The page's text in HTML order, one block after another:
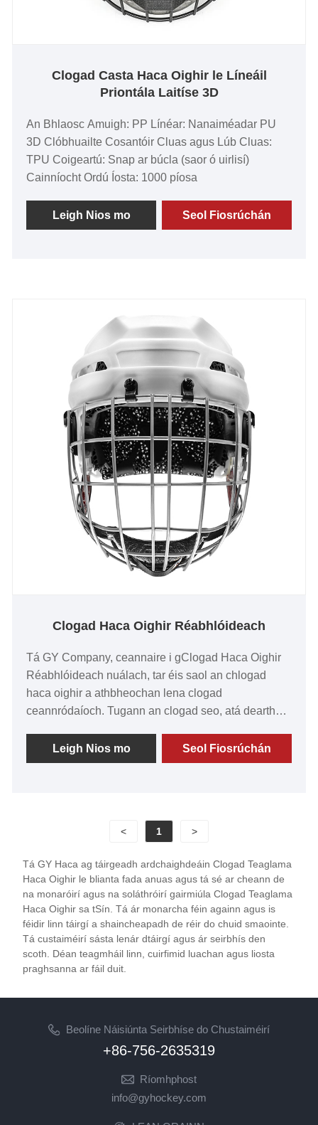
Clogad Casta Haca Oighir le Líneáil
Priontála Laitíse 3D
An Bhlaosc Amuigh: PP Línéar: Nanaiméadar PU
3D Clóbhuailte Cosantóir Cluas agus Lúb Cluas:
TPU Coigeartú: Snap ar búcla (saor ó uirlisí)
Cainníocht Ordú Íosta: 1000 píosa
Leigh Nios mo Seol Fiosrúchán
Clogad Haca Oighir Réabhlóideach
Tá GY Company, ceannaire i gClogad Haca Oighir
Réabhlóideach nuálach, tar éis saol an chlogad
haca oighir a athbheochan lena clogad
ceannródaíoch. Tugann an clogad seo, atá deartha
agus compord gan sárú do lúthchleasaithe haca
oighir.
Leigh Nios mo Seol Fiosrúchán
< 1 >
Tá GY Haca ag táirgeadh ardchaighdeáin Clogad Teaglama
Haca Oighir le blianta fada anuas agus tá sé ar cheann de
na monaróirí agus na soláthróirí gairmiúla Clogad Teaglama
Haca Oighir sa tSín. Tá ár monarcha féin againn agus is
féidir linn táirgí a shaincheapadh de réir do chuid smaointe.
Tá custaiméirí sásta lenár dtáirgí agus ár seirbhís den
scoth. Déan teagmháil linn, cuirfimid luachan agus liosta
praghsanna ar fáil duit.
Beolíne Náisiúnta Seirbhíse do Chustaiméirí
+86-756-2635319
Ríomhphost
info@gyhockey.com